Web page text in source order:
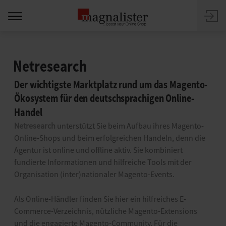
Netresearch
Der wichtigste Marktplatz rund um das Magento-
Ökosystem für den deutschsprachigen Online-
Handel
unterstützt Sie beim Aufbau ihres Magento-
Online-Shops und beim erfolgreichen Handeln, denn die
Agentur ist online und offline aktiv. Sie kombiniert
fundierte Informationen und hilfreiche Tools mit der
Organisation (inter)nationaler Magento-Events.
Als Online-Händler finden Sie hier ein hilfreiches E-
Commerce-Verzeichnis, nützliche Magento-Extensions
und die engagierte Magento-Community. Für die